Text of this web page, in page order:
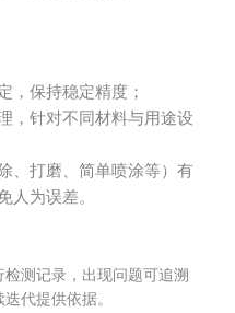
，保持稳定精度；
，针对不同材料与用途设
、打磨、简单喷涂等）有
人为误差。
测记录，出现问题可追溯
代提供依据。